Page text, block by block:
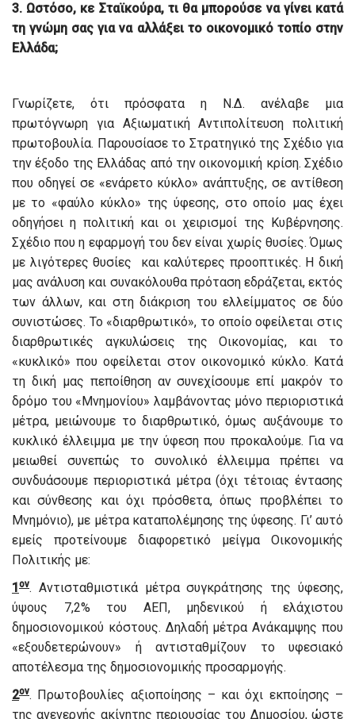
3. Ωστόσο, κε Σταϊκούρα, τι θα μπορούσε να γίνει κατά
τη γνώμη σας για να αλλάξει το οικονομικό τοπίο στην
Ελλάδα;
Γνωρίζετε, ότι πρόσφατα η Ν.Δ. ανέλαβε μια
πρωτόγνωρη για Αξιωματική Αντιπολίτευση πολιτική
πρωτοβουλία. Παρουσίασε το Στρατηγικό της Σχέδιο για
την έξοδο της Ελλάδας από την οικονομική κρίση. Σχέδιο
που οδηγεί σε «ενάρετο κύκλο» ανάπτυξης, σε αντίθεση
με το «φαύλο κύκλο» της ύφεσης, στο οποίο μας έχει
οδηγήσει η πολιτική και οι χειρισμοί της Κυβέρνησης.
Σχέδιο που η εφαρμογή του δεν είναι χωρίς θυσίες. Όμως
με λιγότερες θυσίες και καλύτερες προοπτικές. Η δική
μας ανάλυση και συνακόλουθα πρόταση εδράζεται, εκτός
των άλλων, και στη διάκριση του ελλείμματος σε δύο
συνιστώσες. Το «διαρθρωτικό», το οποίο οφείλεται στις
διαρθρωτικές αγκυλώσεις της Οικονομίας, και το
«κυκλικό» που οφείλεται στον οικονομικό κύκλο. Κατά
τη δική μας πεποίθηση αν συνεχίσουμε επί μακρόν το
δρόμο του «Μνημονίου» λαμβάνοντας μόνο περιοριστικά
μέτρα, μειώνουμε το διαρθρωτικό, όμως αυξάνουμε το
κυκλικό έλλειμμα με την ύφεση που προκαλούμε. Για να
μειωθεί συνεπώς το συνολικό έλλειμμα πρέπει να
συνδυάσουμε περιοριστικά μέτρα (όχι τέτοιας έντασης
και σύνθεσης και όχι πρόσθετα, όπως προβλέπει το
Μνημόνιο), με μέτρα καταπολέμησης της ύφεσης. Γι’ αυτό
εμείς προτείνουμε διαφορετικό μείγμα Οικονομικής
Πολιτικής με:
1ον. Αντισταθμιστικά μέτρα συγκράτησης της ύφεσης,
ύψους 7,2% του ΑΕΠ, μηδενικού ή ελάχιστου
δημοσιονομικού κόστους. Δηλαδή μέτρα Ανάκαμψης που
«εξουδετερώνουν» ή αντισταθμίζουν το υφεσιακό
αποτέλεσμα της δημοσιονομικής προσαρμογής.
2ον. Πρωτοβουλίες αξιοποίησης – και όχι εκποίησης –
της ανενεργής ακίνητης περιουσίας του Δημοσίου, ώστε